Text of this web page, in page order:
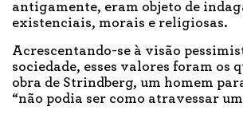
antigamente, eram objeto de
existenciais, morais e religiosas.
Acrescentando-se à visão
sociedade, esses valores foram os
obra de Strindberg, um homem
“não podia ser como atravessar